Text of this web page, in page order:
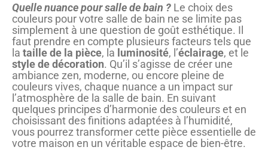
Quelle nuance pour salle de bain ? Le choix des
couleurs pour votre salle de bain ne se limite pas
simplement à une question de goût esthétique. Il
faut prendre en compte plusieurs facteurs tels que
la taille de la pièce, la luminosité, l’éclairage, et le
style de décoration. Qu’il s’agisse de créer une
ambiance zen, moderne, ou encore pleine de
couleurs vives, chaque nuance a un impact sur
l’atmosphère de la salle de bain. En suivant
quelques principes d’harmonie des couleurs et en
choisissant des finitions adaptées à l’humidité,
vous pourrez transformer cette pièce essentielle de
votre maison en un véritable espace de bien-être.